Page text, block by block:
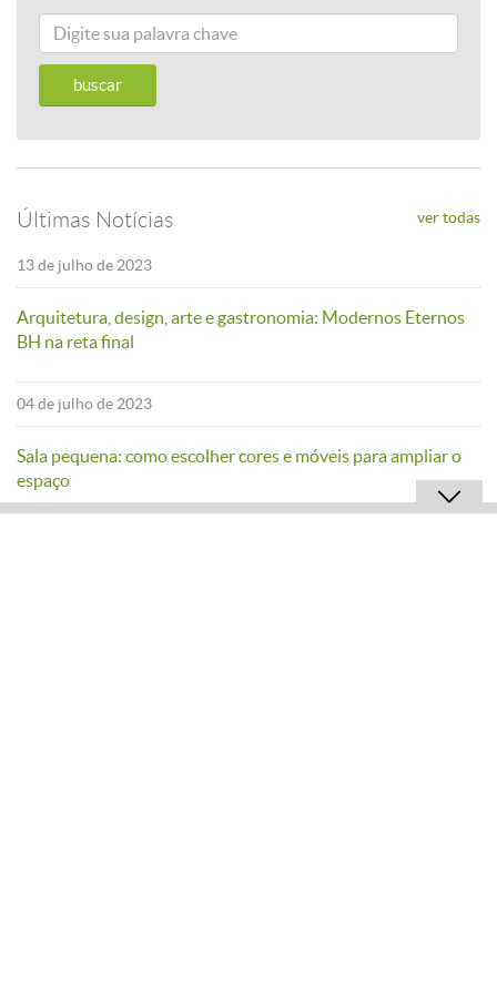
Últimas Notícias ver todas
13 de julho de 2023
Arquitetura, design, arte e gastronomia: Modernos Eternos
BH na reta final
04 de julho de 2023
Sala pequena: como escolher cores e móveis para ampliar o
espaço